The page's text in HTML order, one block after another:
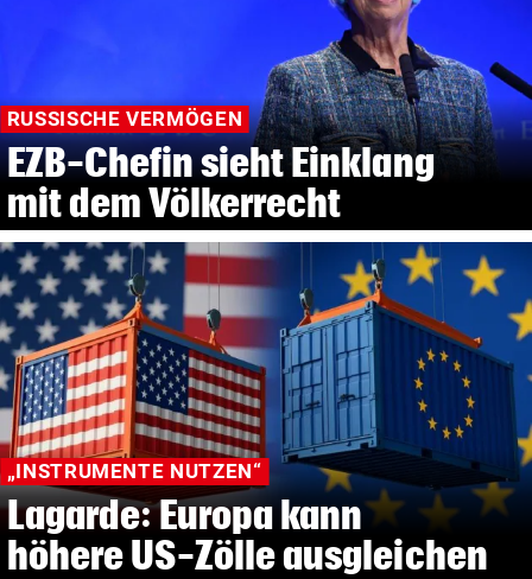
RUSSISCHE VERMÖGEN
EZB-Chefin sieht Einklang
mit dem Völkerrecht
„INSTRUMENTE NUTZEN“
Lagarde: Europa kann
höhere US-Zölle ausgleichen